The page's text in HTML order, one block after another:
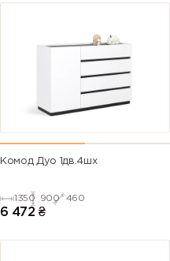
Комод Дуо 1дв.4шх
1350 900 460
6 472 ₴